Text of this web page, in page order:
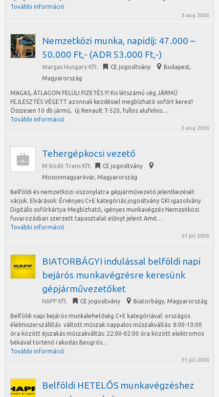
További információ
3 aug 2026
Nemzetközi munka, napidíj: 47.000 –
50.000 Ft,- (ADR 53.000 Ft,-)
Wargas Hungary Kft. CE jogosítvány Budapest,
Magyarország
MAGAS, ÁTLAGON FELÜLI FIZETÉS !!! Kis létszámú cég JÁRMŰ
FEJLESZTÉS VÉGETT azonnali kezdéssel megbízható sofőrt keres!!
Összesen 10 db jármű, új Renault T-520, fullos alufelnis…
További információ
3 aug 2026
Tehergépkocsi vezető
M-bödő Trans Kft
CE jogosítvány
Mosonmagyaróvár, Magyarország
Belföldi és nemzetközi viszonylatra gépjárművezető jelentkezését
várjuk. Elvárások: Érvényes C+E kategóriás jogosítvány GKI igazolvány
Digitális sofőrkártya Megbízható, igényes munkavégzés Nemzetközi
fuvarozásban szerzett tapasztalat előnyt jelent Amit…
További információ
31 júl 2026
BIATORBÁGYI indulással belföldi napi
bejárós munkavégzésre keresünk
gépjárművezetőket
HAPP Kft. CE jogosítvány Biatorbágy, Magyarország
Belföldi napi bejárós munkalehetőség C+E kategóriával: országos
élelmiszerszállítás váltott műszak nappalos műszakváltás: 8:00-10:00
óra között éjszakás műszakváltás: 22:00-02:00 óra között elektromos
békával történő rakodás Beugrós…
További információ
31 júl 2026
Belföldi HETELŐS munkavégzéshez